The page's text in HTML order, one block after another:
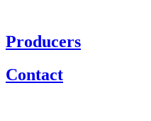
Producers
Contact